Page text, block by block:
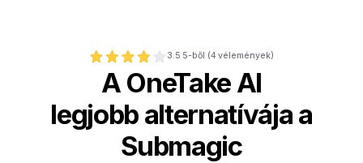
3.5 5-ből (4 vélemények)
A OneTake AI
legjobb alternatívája a
Submagic